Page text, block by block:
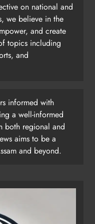
on national and
we believe in the
and create
topics including
and
informed with
a well-informed
both regional and
aims to be a
and beyond.